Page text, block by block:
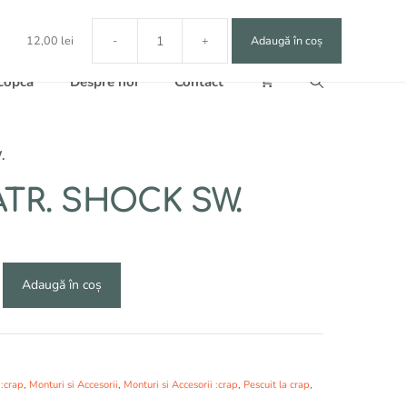
Despre noi Contact
SHOCK SW.
Adaugă în coș
, Monturi si Accesorii, Monturi si Accesorii :crap, Pescuit la crap,
12,00 lei -
K-
KARP
+ Adaugă în coș